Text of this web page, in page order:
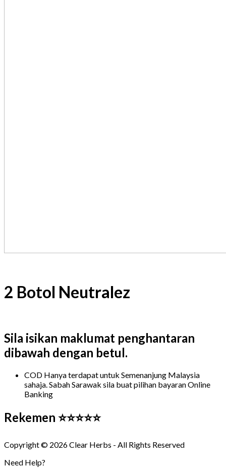
2 Botol Neutralez
Sila isikan maklumat penghantaran
dibawah dengan betul.
COD Hanya terdapat untuk Semenanjung Malaysia
sahaja. Sabah Sarawak sila buat pilihan bayaran Online
Banking
Rekemen ⭐⭐⭐⭐⭐
Copyright © 2026 Clear Herbs - All Rights Reserved
Need Help?